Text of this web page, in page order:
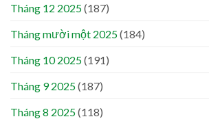
Tháng 12 2025(187)
Tháng mười một 2025(184)
Tháng 10 2025(191)
Tháng 9 2025(187)
Tháng 8 2025(118)